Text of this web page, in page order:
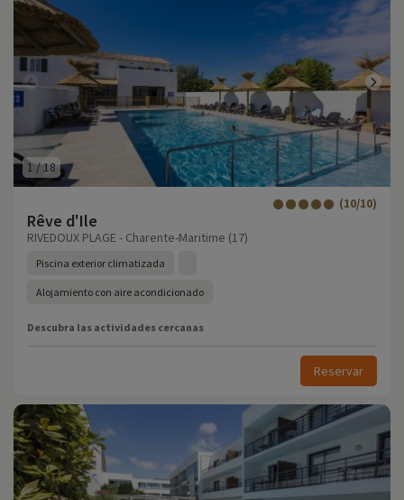
1/18
Rêve d'Ile
(10/10)
RIVEDOUX PLAGE - Charente-Maritime (17)
Piscina exterior climatizada
Alojamiento con aire acondicionado
Descubra las actividades cercanas
Reservar